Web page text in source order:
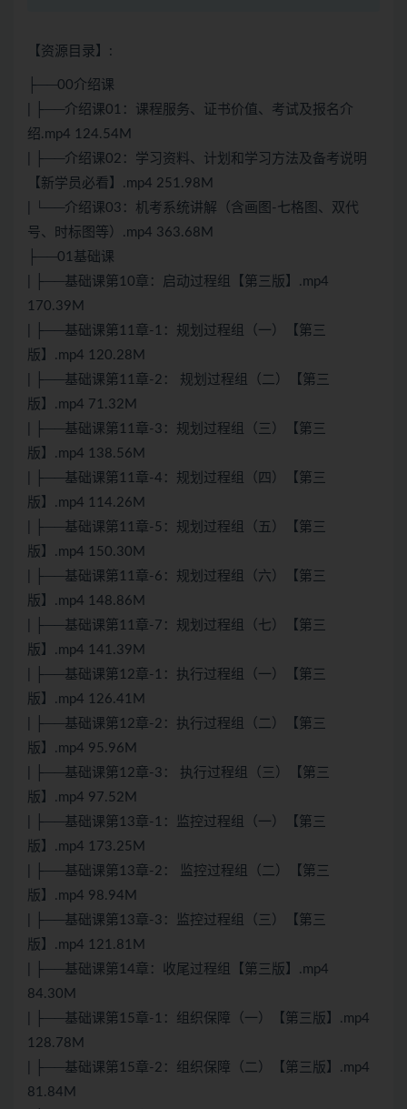
【资源目录】:
├──00介绍课
| ├──介绍课01：课程服务、证书价值、考试及报名介
绍.mp4 124.54M
| ├──介绍课02：学习资料、计划和学习方法及备考说明
【新学员必看】.mp4 251.98M
| └──介绍课03：机考系统讲解（含画图-七格图、双代
号、时标图等）.mp4 363.68M
├──01基础课
| ├──基础课第10章：启动过程组【第三版】.mp4
170.39M
| ├──基础课第11章-1：规划过程组（一）【第三
版】.mp4 120.28M
| ├──基础课第11章-2： 规划过程组（二）【第三
版】.mp4 71.32M
| ├──基础课第11章-3：规划过程组（三）【第三
版】.mp4 138.56M
| ├──基础课第11章-4：规划过程组（四）【第三
版】.mp4 114.26M
| ├──基础课第11章-5：规划过程组（五）【第三
版】.mp4 150.30M
| ├──基础课第11章-6：规划过程组（六）【第三
版】.mp4 148.86M
| ├──基础课第11章-7：规划过程组（七）【第三
版】.mp4 141.39M
| ├──基础课第12章-1：执行过程组（一）【第三
版】.mp4 126.41M
| ├──基础课第12章-2：执行过程组（二）【第三
版】.mp4 95.96M
| ├──基础课第12章-3： 执行过程组（三）【第三
版】.mp4 97.52M
| ├──基础课第13章-1：监控过程组（一）【第三
版】.mp4 173.25M
| ├──基础课第13章-2： 监控过程组（二）【第三
版】.mp4 98.94M
| ├──基础课第13章-3：监控过程组（三）【第三
版】.mp4 121.81M
| ├──基础课第14章：收尾过程组【第三版】.mp4
84.30M
| ├──基础课第15章-1：组织保障（一）【第三版】.mp4
128.78M
| ├──基础课第15章-2：组织保障（二）【第三版】.mp4
81.84M